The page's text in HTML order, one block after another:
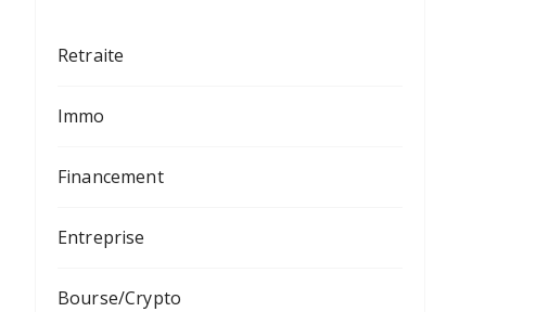
Retraite
Immo
Financement
Entreprise
Bourse/Crypto